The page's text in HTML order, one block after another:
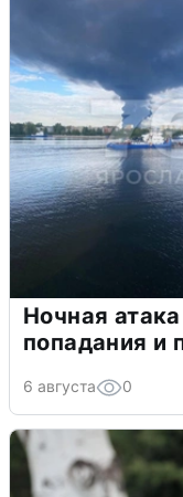
Ночная
попадания и
6 августа 0